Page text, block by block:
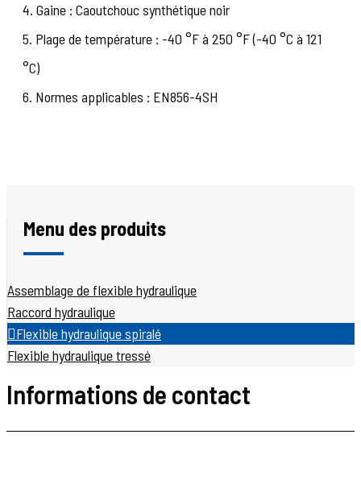
4. Gaine : Caoutchouc synthétique noir
5. Plage de température : -40 °F à 250 °F (-40 °C à 121
°C)
6. Normes applicables : EN856-4SH
Menu des produits
Assemblage de flexible hydraulique
Raccord hydraulique
Flexible hydraulique spiralé
Flexible hydraulique tressé
Informations de contact